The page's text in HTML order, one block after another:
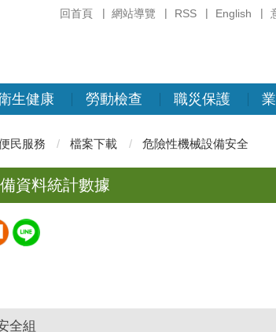
回首頁 網站導覽 RSS English
生健康 勞動檢查 職災保護
民服務 檔案下載 危險性機械設備安全
資料統計數據
全組